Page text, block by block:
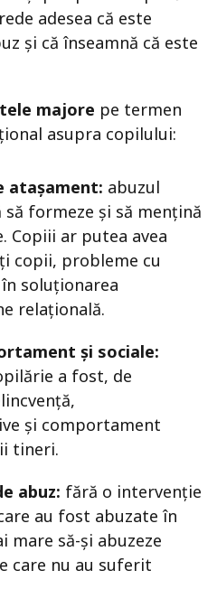
adesea că este
și că înseamnă că este
majore pe termen
asupra copilului:
atașament: abuzul
formeze și să mențină
Copiii ar putea avea
copii, probleme cu
soluționarea
relațională.
și sociale:
a fost, de
și comportament
tineri.
abuz: fără o intervenție
au fost abuzate în
mare să-și abuzeze
care nu au suferit